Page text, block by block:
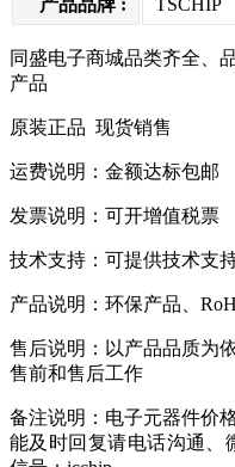
产品品牌 : TSCHIP
同盛电子商城品类齐全、
产品
原装正品 现货销售
运费说明：金额达标包邮
发票说明：可开增值税票
技术支持：可提供技术支
产品说明：环保产品、
售后说明：以产品品质为
售前和售后工作
备注说明：电子元器件价
能及时回复请电话沟通、